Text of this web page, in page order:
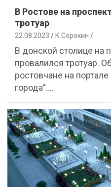
В Ростове на
тротуар
22.08.2023 К.Сорокин
В донской столице на
провалился тротуар.
ростовчане на
города”.…